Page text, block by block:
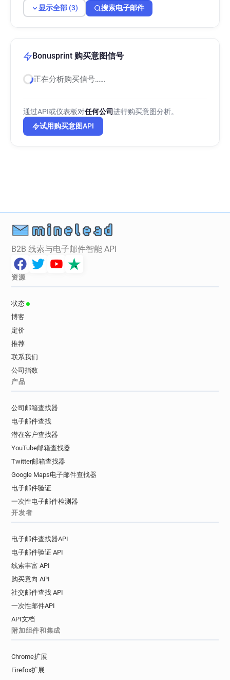
显示全部 (3) 搜索电子邮件
Bonusprint 购买意图信号
正在分析购买信号……
通过API或仪表板对任何公司进行购买意图分析。
试用购买意图API
B2B 线索与电子邮件智能 API
资源
状态
博客
定价
推荐
联系我们
公司指数
产品
公司邮箱查找器
电子邮件查找
潜在客户查找器
YouTube邮箱查找器
Twitter邮箱查找器
Google Maps电子邮件查找器
电子邮件验证
一次性电子邮件检测器
开发者
电子邮件查找器API
电子邮件验证 API
线索丰富 API
购买意向 API
社交邮件查找 API
一次性邮件API
API文档
附加组件和集成
Chrome扩展
Firefox扩展